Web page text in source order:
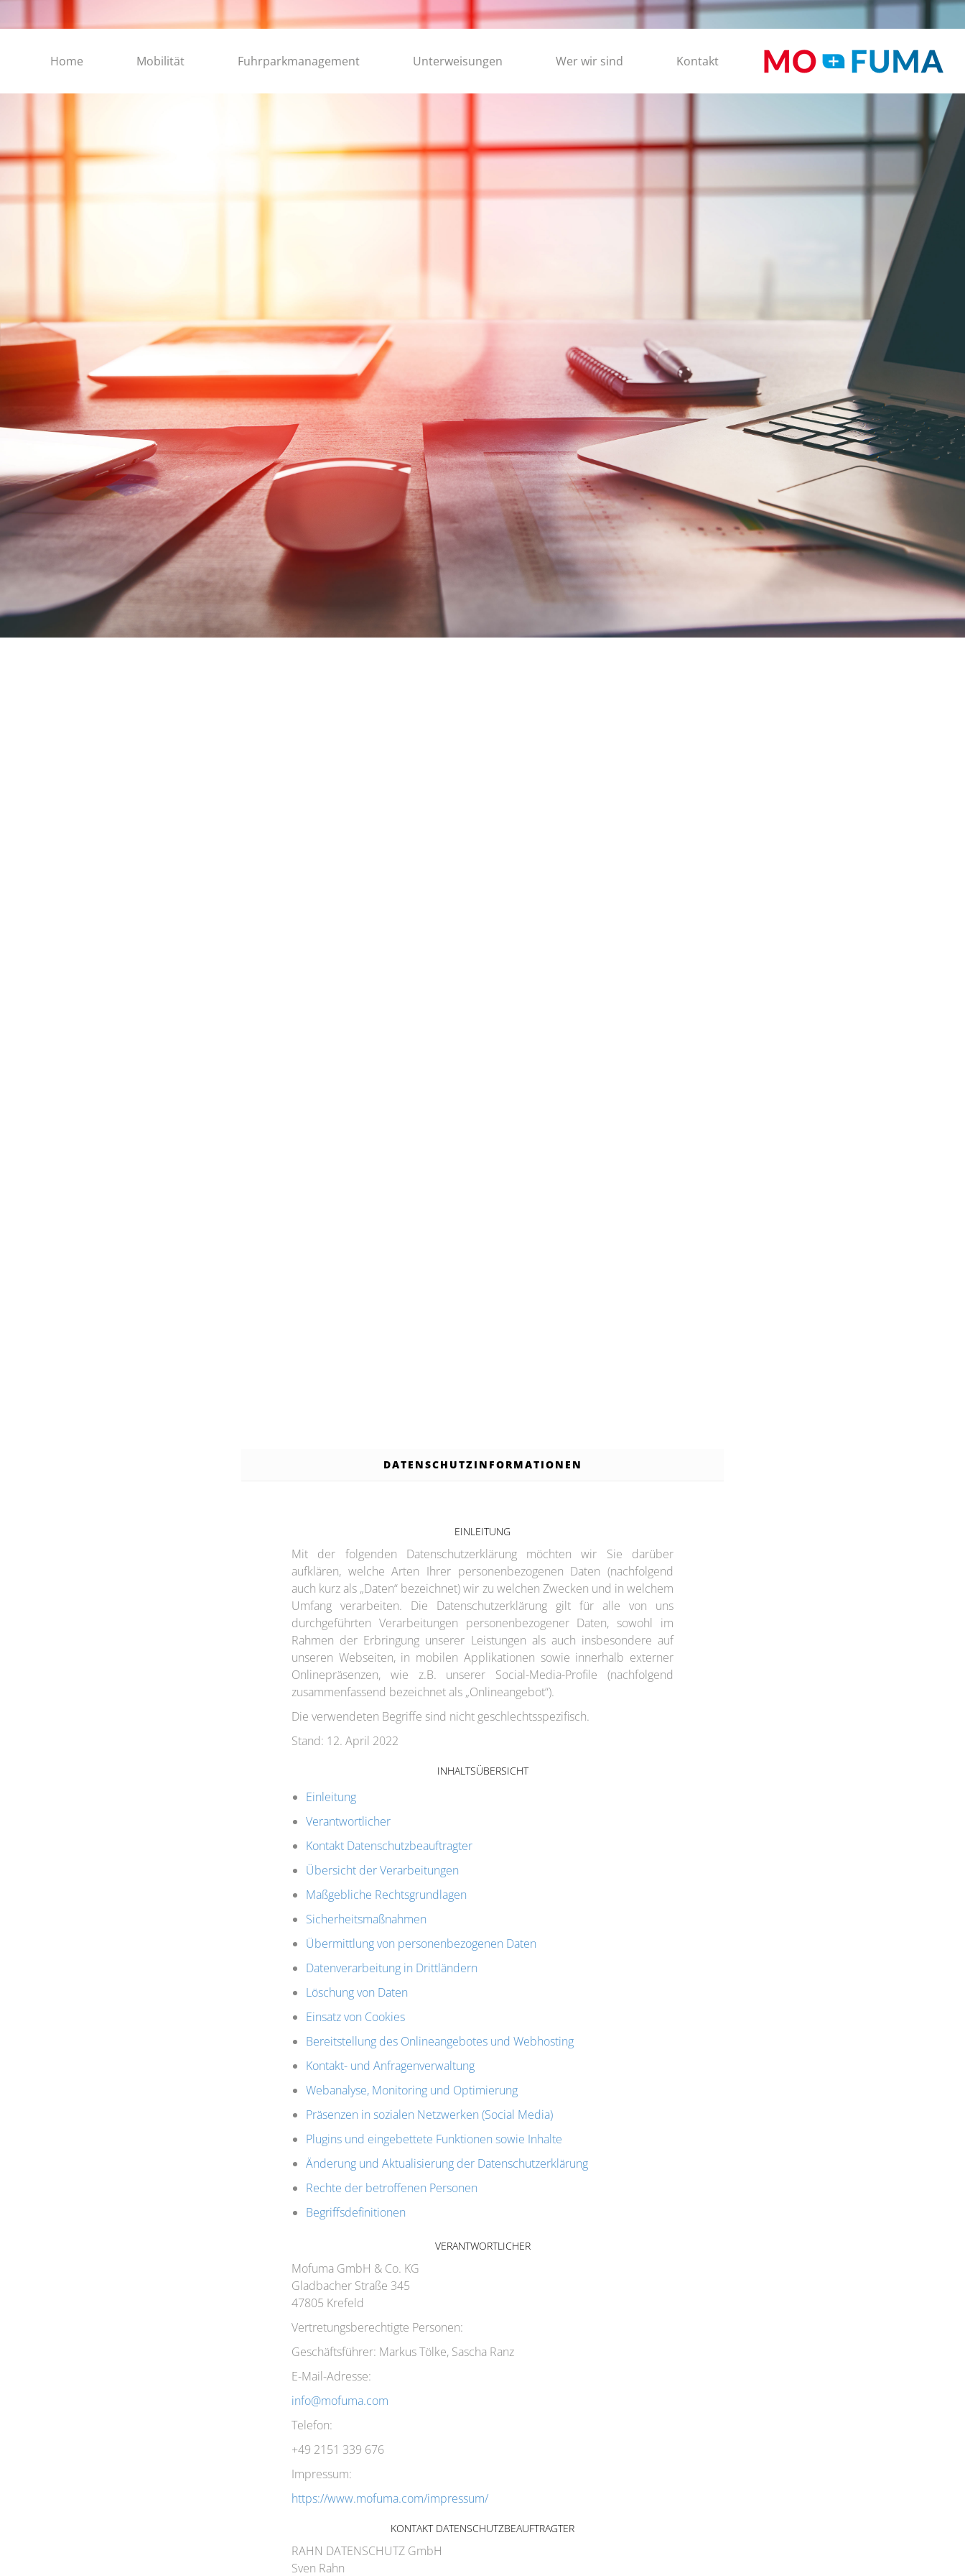
Home Mobilität Fuhrparkmanagement Unterweisungen Wer wir sind Kontakt
DATENSCHUTZINFORMATIONEN
EINLEITUNG
Mit der folgenden Datenschutzerklärung möchten wir Sie darüber
aufklären, welche Arten Ihrer personenbezogenen Daten (nachfolgend
auch kurz als „Daten“ bezeichnet) wir zu welchen Zwecken und in welchem
Umfang verarbeiten. Die Datenschutzerklärung gilt für alle von uns
durchgeführten Verarbeitungen personenbezogener Daten, sowohl im
Rahmen der Erbringung unserer Leistungen als auch insbesondere auf
unseren Webseiten, in mobilen Applikationen sowie innerhalb externer
Onlinepräsenzen, wie z.B. unserer Social-Media-Profile (nachfolgend
zusammenfassend bezeichnet als „Onlineangebot“).
Die verwendeten Begriffe sind nicht geschlechtsspezifisch.
Stand: 12. April 2022
INHALTSÜBERSICHT
Einleitung
Verantwortlicher
Kontakt Datenschutzbeauftragter
Übersicht der Verarbeitungen
Maßgebliche Rechtsgrundlagen
Sicherheitsmaßnahmen
Übermittlung von personenbezogenen Daten
Datenverarbeitung in Drittländern
Löschung von Daten
Einsatz von Cookies
Bereitstellung des Onlineangebotes und Webhosting
Kontakt- und Anfragenverwaltung
Webanalyse, Monitoring und Optimierung
Präsenzen in sozialen Netzwerken (Social Media)
Plugins und eingebettete Funktionen sowie Inhalte
Änderung und Aktualisierung der Datenschutzerklärung
Rechte der betroffenen Personen
Begriffsdefinitionen
VERANTWORTLICHER
Mofuma GmbH & Co. KG
Gladbacher Straße 345
47805 Krefeld
Vertretungsberechtigte Personen:
Geschäftsführer: Markus Tölke, Sascha Ranz
E-Mail-Adresse:
info@mofuma.com
Telefon:
+49 2151 339 676
Impressum:
https://www.mofuma.com/impressum/
KONTAKT DATENSCHUTZBEAUFTRAGTER
RAHN DATENSCHUTZ GmbH
Sven Rahn